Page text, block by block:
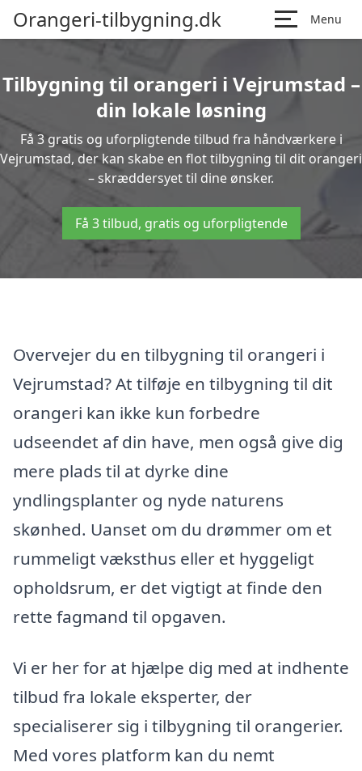
Orangeri-tilbygning.dk Menu
Tilbygning til orangeri i Vejrumstad –
din lokale løsning
Få 3 gratis og uforpligtende tilbud fra håndværkere i
Vejrumstad, der kan skabe en flot tilbygning til dit orangeri
– skræddersyet til dine ønsker.
Få 3 tilbud, gratis og uforpligtende
Overvejer du en tilbygning til orangeri i
Vejrumstad? At tilføje en tilbygning til dit
orangeri kan ikke kun forbedre
udseendet af din have, men også give dig
mere plads til at dyrke dine
yndlingsplanter og nyde naturens
skønhed. Uanset om du drømmer om et
rummeligt væksthus eller et hyggeligt
opholdsrum, er det vigtigt at finde den
rette fagmand til opgaven.
Vi er her for at hjælpe dig med at indhente
tilbud fra lokale eksperter, der
specialiserer sig i tilbygning til orangerier.
Med vores platform kan du nemt